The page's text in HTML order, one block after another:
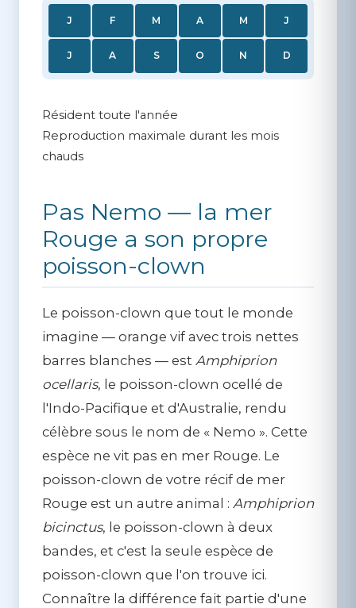
J F M A M J
J A S O N D
Résident toute l'année
Reproduction maximale durant les mois
chauds
Pas Nemo — la mer
Rouge a son propre
poisson-clown
Le poisson-clown que tout le monde
imagine — orange vif avec trois nettes
barres blanches — est Amphiprion
ocellaris, le poisson-clown ocellé de
l'Indo-Pacifique et d'Australie, rendu
célèbre sous le nom de « Nemo ». Cette
espèce ne vit pas en mer Rouge. Le
poisson-clown de votre récif de mer
Rouge est un autre animal : Amphiprion
bicinctus, le poisson-clown à deux
bandes, et c'est la seule espèce de
poisson-clown que l'on trouve ici.
Connaître la différence fait partie d'une